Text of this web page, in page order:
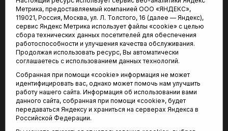
Редакция:
625035, Тюмень, пр. Геологоразведчиков, 28А
(3452) 68-22-28
tum-arena@mail.ru
Отдел продаж:
(3452) 68-89-78
kotovaev@sibinformburo.ru
Метрика, предоставляемый компанией ООО «ЯНДЕКС»,
119021, Россия, Москва, ул. Л. Толстого, 16 (далее — Яндекс),
сервис Яндекс Метрика использует файлы «cookie» с целью
сбора технических данных посетителей для обеспечения
работоспособности и улучшения качества обслуживания.
Продолжая использовать ресурс, Вы автоматически
соглашаетесь с использованием данных технологий.
Собранная при помощи «cookie» информация не может
идентифицировать вас, однако может помочь нам улучшить
работу нашего сайта. Информация об использовании вами
данного сайта, собранная при помощи «cookie», будет
передаваться Яндексу и храниться на серверах Яндекса в
Российской Федерации.